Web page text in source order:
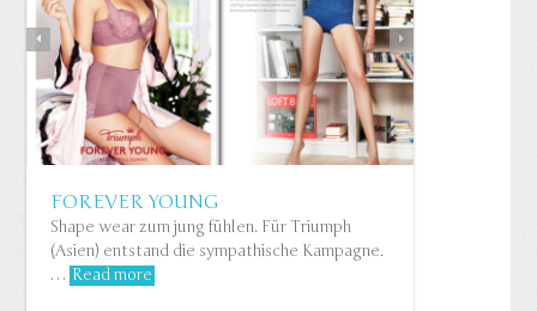
FOREVER YOUNG
Shape wear zum jung fühlen. Für Triumph
(Asien) entstand die sympathische Kampagne.
… Read more
ABGEHOBEN: MAGIC SPACER